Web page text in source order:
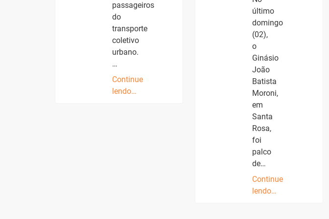
passageiros
do
transporte
coletivo
urbano.
…
Continue
lendo…
último
domingo
(02),
o
Ginásio
João
Batista
Moroni,
em
Santa
Rosa,
foi
palco
de…
Continue
lendo…